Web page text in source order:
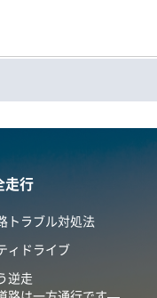
走行
トラブル対処法
ィドライブ
逆走